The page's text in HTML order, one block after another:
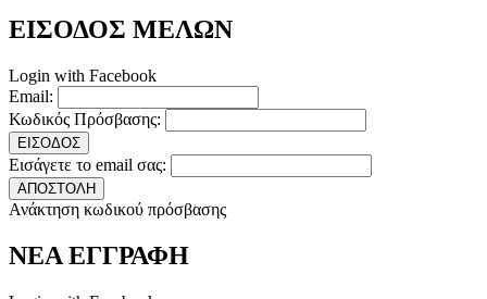
ΕΙΣΟΔΟΣ ΜΕΛΩΝ
Login with Facebook
Email:
Κωδικός Πρόσβασης:
ΕΙΣΟΔΟΣ
Εισάγετε το email σας:
ΑΠΟΣΤΟΛΗ
Ανάκτηση κωδικού πρόσβασης
ΝΕΑ ΕΓΓΡΑΦΗ